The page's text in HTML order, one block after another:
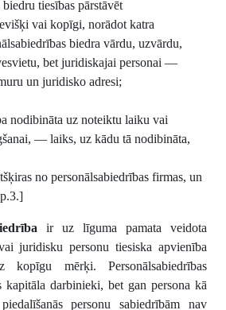
tiesības pārstāvēt
vai kopīgi, norādot katra
biedra vārdu, uzvārdu,
bet juridiskajai personai —
un juridisko adresi;
nodibināta uz noteiktu laiku vai
— laiks, uz kādu tā nodibināta,
no personālsabiedrības firmas, un
ir uz līguma pamata veidota
juridisku personu tiesiska apvienība
mērķi. Personālsabiedrības
kapitāla darbinieki, bet gan persona kā
personu sabiedrībām nav